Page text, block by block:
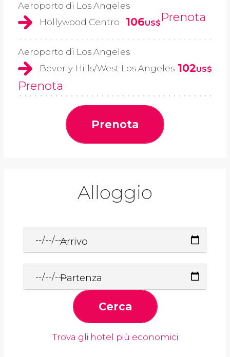
Aeroporto di Los Angeles
Hollywood Centro
106US$Prenota
Aeroporto di Los Angeles
Beverly Hills/West Los Angeles 102US$
Prenota
Prenota
Alloggio
Arrivo
Partenza
Cerca
Trova gli hotel più economici